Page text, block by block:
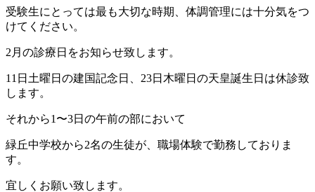
受験生にとっては最も大切な時期、体調管理には十分気をつ
けてください。
2月の診療日をお知らせ致します。
11日土曜日の建国記念日、23日木曜日の天皇誕生日は休診致
します。
それから1〜3日の午前の部において
緑丘中学校から2名の生徒が、職場体験で勤務しておりま
す。
宜しくお願い致します。